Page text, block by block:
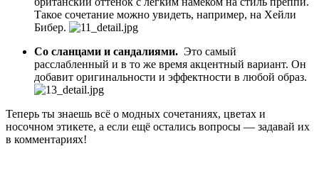
Такое сочетание можно увидеть, например, на Хейли
Бибер.
Со сланцами и сандалиями. Это самый
расслабленный и в то же время акцентный вариант. Он
добавит оригинальности и эффектности в любой образ.
Теперь ты знаешь всё о модных сочетаниях, цветах и
носочном этикете, а если ещё остались вопросы — задавай их
в комментариях!